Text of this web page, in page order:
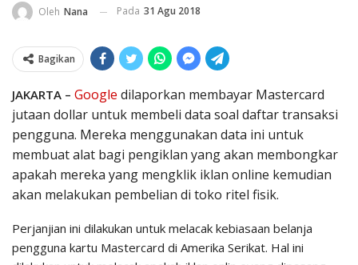
Oleh Nana Pada 31 Agu 2018
Bagikan
JAKARTA – Google dilaporkan membayar Mastercard
jutaan dollar untuk membeli data soal daftar transaksi
pengguna. Mereka menggunakan data ini untuk
membuat alat bagi pengiklan yang akan membongkar
apakah mereka yang mengklik iklan online kemudian
akan melakukan pembelian di toko ritel fisik.
Perjanjian ini dilakukan untuk melacak kebiasaan belanja
pengguna kartu Mastercard di Amerika Serikat. Hal ini